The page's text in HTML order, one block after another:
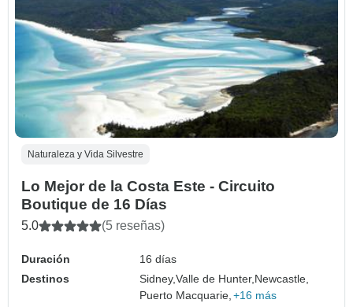
Naturaleza y Vida Silvestre
Lo Mejor de la Costa Este - Circuito
Boutique de 16 Días
5.0 (5 reseñas)
Duración
16 días
Destinos
Sidney,Valle de Hunter, Newcastle,
Puerto Macquarie, +16 más